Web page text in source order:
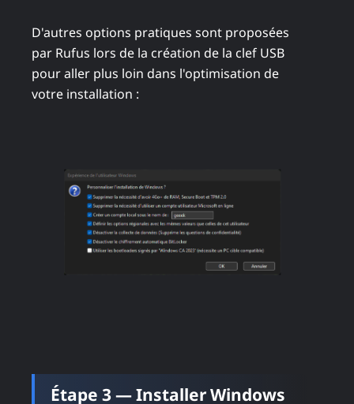
D'autres options pratiques sont proposées
par Rufus lors de la création de la clef USB
pour aller plus loin dans l'optimisation de
votre installation :
Étape 3 — Installer Windows